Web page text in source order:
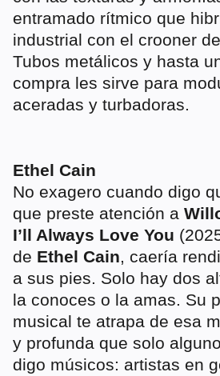
entramado rítmico que
industrial con el crooner
Tubos metálicos y hasta
compra les sirve para
aceradas y turbadoras.
Ethel Cain
No exagero cuando digo
que preste atención a
I’ll Always Love You
de Ethel Cain, caería
a sus pies. Solo hay dos
la conoces o la amas. Su
musical te atrapa de esa
y profunda que solo
digo músicos: artistas en